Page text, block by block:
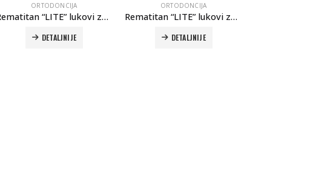
ORTODONCIJA
Rematitan “LITE” lukovi za donju vilicu (NiTi)
DETALJNIJE
ORTODONCIJA
Rematitan “LITE” lukovi za gornju i donju vilicu (NiTi)
DETALJNIJE